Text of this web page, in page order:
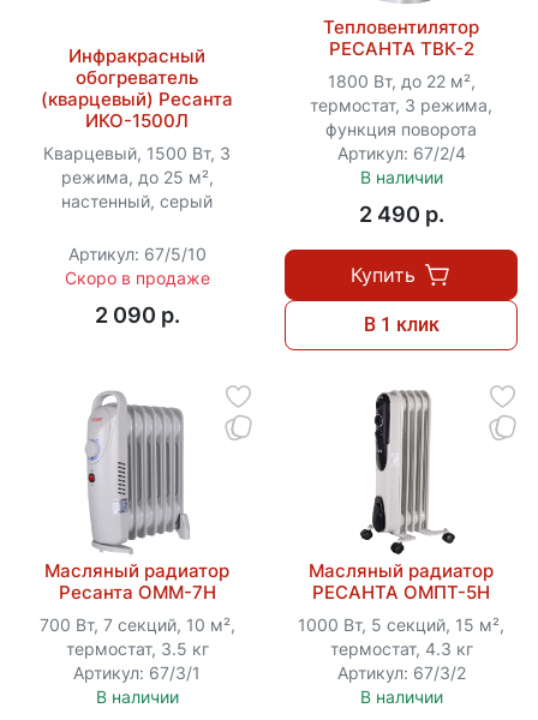
Инфракрасный
обогреватель
(кварцевый) Ресанта
ИКО-1500Л
Кварцевый, 1500 Вт, 3
режима, до 25 м²,
настенный, серый
Артикул: 67/5/10
Скоро в продаже
2 090 p.
Тепловентилятор
РЕСАНТА ТВК-2
1800 Вт, до 22 м²,
термостат, 3 режима,
функция поворота
Артикул: 67/2/4
В наличии
2 490 p.
Купить
В 1 клик
Масляный радиатор
Ресанта ОММ-7Н
700 Вт, 7 секций, 10 м²,
термостат, 3.5 кг
Артикул: 67/3/1
В наличии
Масляный радиатор
РЕСАНТА ОМПТ-5Н
1000 Вт, 5 секций, 15 м²,
термостат, 4.3 кг
Артикул: 67/3/2
В наличии